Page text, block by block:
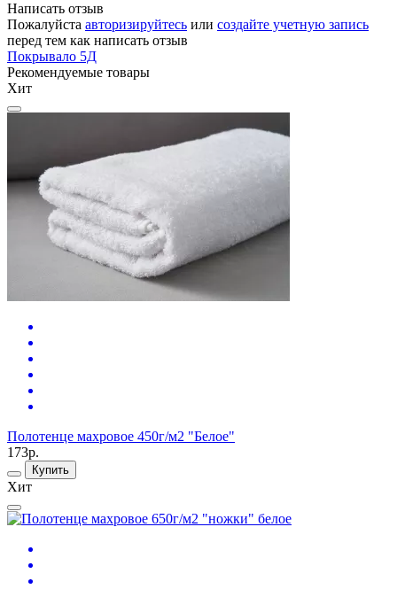
Написать отзыв
Пожалуйста авторизируйтесь или создайте учетную запись
перед тем как написать отзыв
Покрывало 5Д
Рекомендуемые товары
Хит
Полотенце махровое 450г/м2 "Белое"
173р.
Купить
Хит